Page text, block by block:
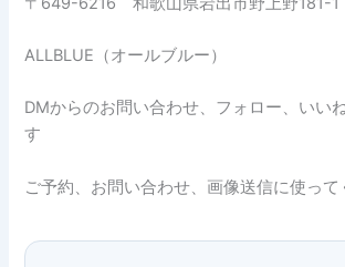
ALLBLUE（オールブルー）
DMからのお問い合わせ、フォロー、いい
す
ご予約、お問い合わせ、画像送信に使って